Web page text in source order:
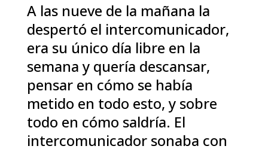
A las nueve de la mañana la
despertó el intercomunicador,
era su único día libre en la
semana y quería descansar,
pensar en cómo se había
metido en todo esto, y sobre
todo en cómo saldría. El
intercomunicador sonaba con